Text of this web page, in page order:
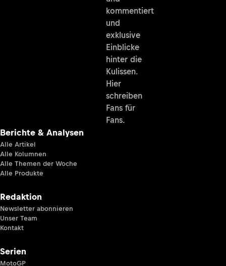
kommentiert
und
exklusive
Einblicke
hinter die
Kulissen.
Hier
schreiben
Fans für
Fans.
Berichte & Analysen
Alle Artikel
Alle Kolumnen
Alle Themen der Woche
Alle Produkte
Redaktion
Newsletter abonnieren
Unser Team
Kontakt
Serien
MotoGP